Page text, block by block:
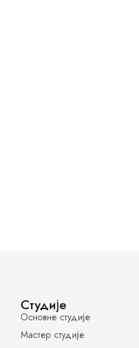
Студије
Основне студије
Мастер студије